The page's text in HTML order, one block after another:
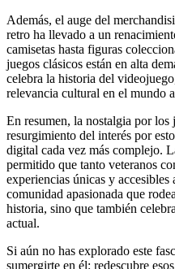
Además, el auge del
retro ha llevado a un
camisetas hasta figuras
juegos clásicos están en alta
celebra la historia del
relevancia cultural en el mundo
En resumen, la nostalgia por los
resurgimiento del interés por
digital cada vez más complejo.
permitido que tanto veteranos
experiencias únicas y
comunidad apasionada que
historia, sino que también
actual.
Si aún no has explorado este
sumergirte en él: redescubre